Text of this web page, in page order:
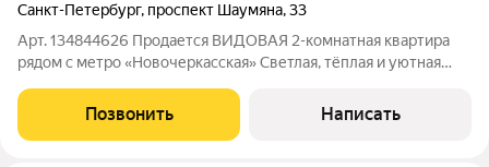
Санкт-Петербург, проспект Шаумяна,33
Арт. 134844626 Продается ВИДОВАЯ 2-комнатная квартира
рядом с метро «Новочеркасская» Светлая, тёплая и уютная
собственного проживания, так и для сдачи в аренду. Общая
площадь квартиры 41,6 м
Позвонить Написать